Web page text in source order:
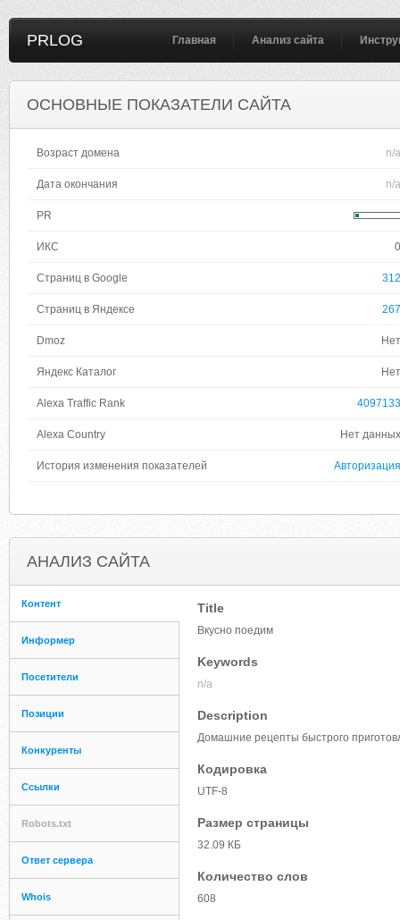
PRLOG Главная Анализ сайта
ОСНОВНЫЕ ПОКАЗАТЕЛИ САЙТА
Возраст домена n/a
Дата окончания n/a
PR
ИКС 0
Страниц в Google 312
Страниц в Яндексе 267
Dmoz Нет
Яндекс Каталог Нет
Alexa Traffic Rank 4097133
Alexa Country Нет данных
История изменения показателей Авторизация
АНАЛИЗ САЙТА
Контент
Информер
Посетители
Позиции
Конкуренты
Ссылки
Robots.txt
Ответ сервера
Whois
Title
Вкусно поедим
Keywords
n/a
Description
Домашние рецепты быстрого
Кодировка
UTF-8
Размер страницы
32.09 КБ
Количество слов
608